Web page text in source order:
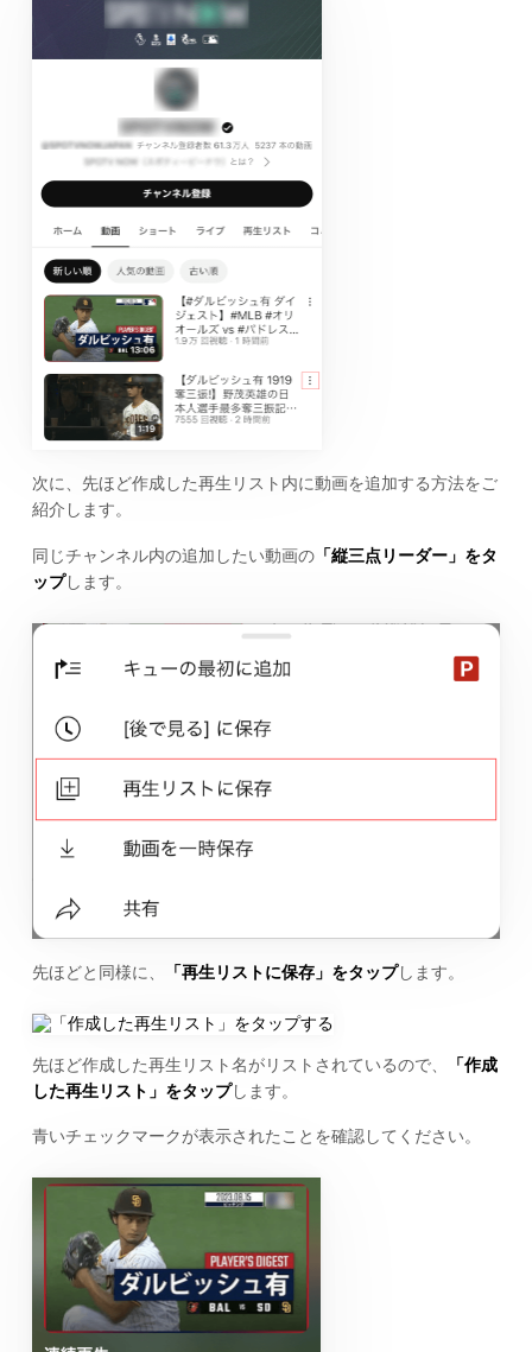
次に、先ほど作成した再生リスト内に動画を追加する方法をご
紹介します。
同じチャンネル内の追加したい動画の「縦三点リーダー」をタ
ップします。
先ほどと同様に、 「再生リストに保存」をタップします。
先ほど作成した再生リスト名がリストされているので、
「作成
した再生リスト」をタップします。
青いチェックマークが表示されたことを確認してください。